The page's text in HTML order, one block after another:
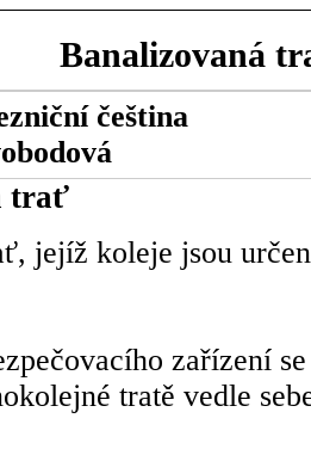
Banalizovaná
čeština
trať
jejíž koleje jsou
zařízení
tratě vedle